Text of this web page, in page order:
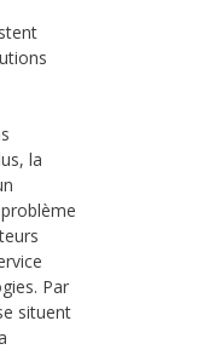
la
Par
situent